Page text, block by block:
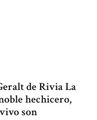
de Rivia La
hechicero,
son